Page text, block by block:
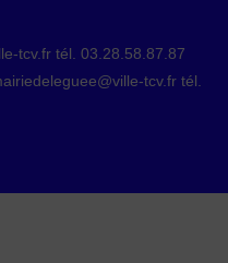
tcv.fr tél. 03.28.58.87.87
tcv.fr tél.